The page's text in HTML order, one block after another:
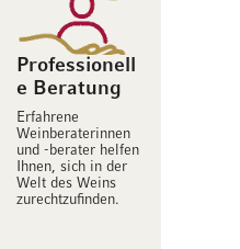
Professionell
e Beratung
Erfahrene
Weinberaterinnen
und -berater helfen
Ihnen, sich in der
Welt des Weins
zurechtzufinden.